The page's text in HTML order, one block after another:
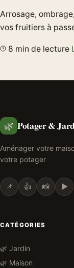
Arrosage,
vos fruitiers à
8 min de lecture
🌿 Potager &
Aménager votre
votre potager
📌 👍 📸 ▶️
CATÉGORIES
🌿 Jardin
🌿 Maison